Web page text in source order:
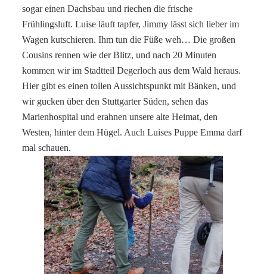
sogar einen Dachsbau und riechen die frische
Frühlingsluft. Luise läuft tapfer, Jimmy lässt sich lieber im
Wagen kutschieren. Ihm tun die Füße weh… Die großen
Cousins rennen wie der Blitz, und nach 20 Minuten
kommen wir im Stadtteil Degerloch aus dem Wald heraus.
Hier gibt es einen tollen Aussichtspunkt mit Bänken, und
wir gucken über den Stuttgarter Süden, sehen das
Marienhospital und erahnen unsere alte Heimat, den
Westen, hinter dem Hügel. Auch Luises Puppe Emma darf
mal schauen.